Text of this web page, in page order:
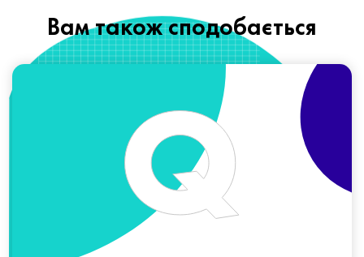
Вам також сподобається